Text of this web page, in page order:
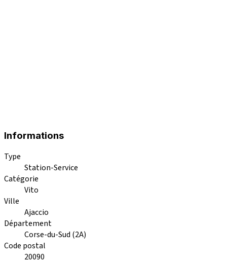
Informations
Type
Station-Service
Catégorie
Vito
Ville
Ajaccio
Département
Corse-du-Sud (2A)
Code postal
20090